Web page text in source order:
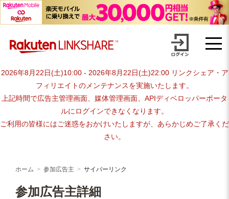
advertiser-html
2026年8月22日(土)10:00 - 2026年8月22日(土)22:00 リンクシェア・ア
フィリエイトのメンテナンスを実施いたします。
上記時間で広告主管理画面、媒体管理画面、APIディベロッパーポータ
ルにログインできなくなります。
ご利用の皆様にはご迷惑をおかけいたしますが、あらかじめご了承くだ
さい。
ホーム 参加広告主 サイバーリンク
参加広告主詳細